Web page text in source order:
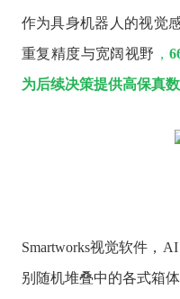
作为具身机器人的视觉
重复精度与宽阔视野 ，
为后续决策提供高保真数
Smartworks视觉软件，
别随机堆叠中的各式箱